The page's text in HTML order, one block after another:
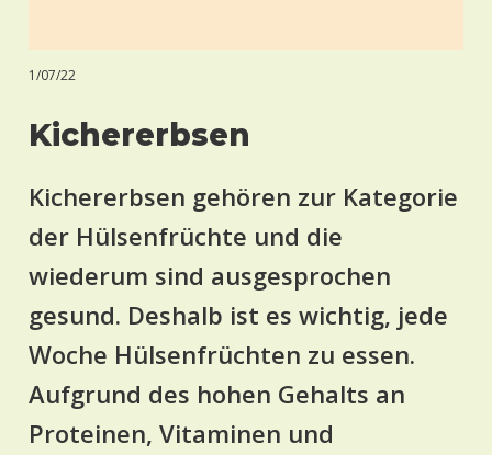
1/07/22
Kichererbsen
Kichererbsen gehören zur Kategorie
der Hülsenfrüchte und die
wiederum sind ausgesprochen
gesund. Deshalb ist es wichtig, jede
Woche Hülsenfrüchten zu essen.
Aufgrund des hohen Gehalts an
Proteinen, Vitaminen und